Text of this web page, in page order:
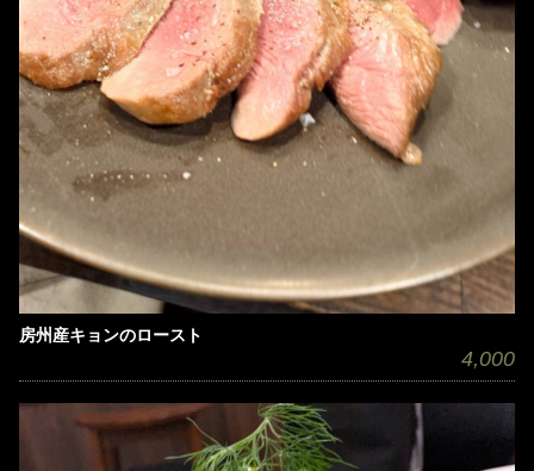
房州産キョンのロースト
4,000